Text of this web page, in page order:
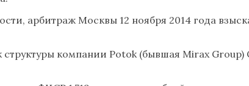
арбитраж Москвы 12 ноября 2014 года
компании Potok (бывшая Mirax